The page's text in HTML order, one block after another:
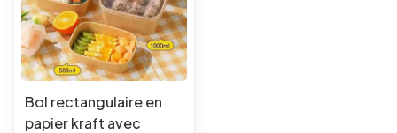
Bol rectangulaire en
papier kraft avec